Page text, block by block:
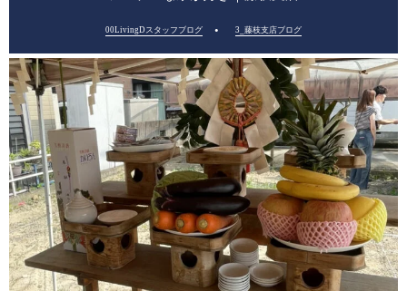
00LivingDスタッフブログ 3_藤枝支店ブログ